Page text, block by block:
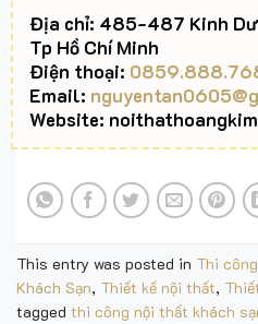
Địa chỉ: 485-487 Kinh
Tp Hồ Chí Minh
Điện thoại:
Email:
Website:
This entry was posted in Thi
Khách Sạn, Thiết kế nội thất,
tagged thi công nội thất khách